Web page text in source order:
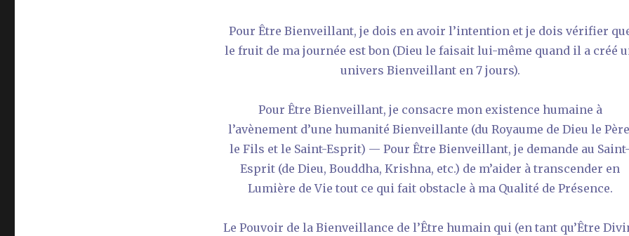
Pour Être Bienveillant, je dois en avoir l’intention et je dois vérifier
le fruit de ma journée est bon (Dieu le faisait lui-même quand il a créé
univers Bienveillant en 7 jours).
Pour Être Bienveillant, je consacre mon existence humaine à
l’avènement d’une humanité Bienveillante (du Royaume de Dieu le
le Fils et le Saint-Esprit) — Pour Être Bienveillant, je demande au Saint-
Esprit (de Dieu,Bouddha, Krishna, etc.) de m’aider à transcender en
Lumière de Vie tout ce qui fait obstacle à ma Qualité de Présence.
Le Pouvoir de la Bienveillance de l’Être humain qui (en tant qu’Être